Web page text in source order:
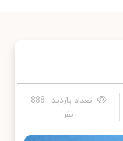
تعداد بازدید : 888
نفر